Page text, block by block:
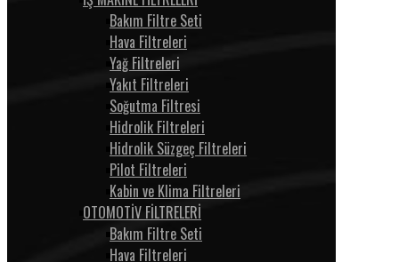
Bakım Filtre Seti
Hava Filtreleri
Yağ Filtreleri
Yakıt Filtreleri
Soğutma Filtresi
Hidrolik Filtreleri
Hidrolik Süzgeç Filtreleri
Pilot Filtreleri
Kabin ve Klima Filtreleri
OTOMOTİV FİLTRELERİ
Bakım Filtre Seti
Hava Filtreleri